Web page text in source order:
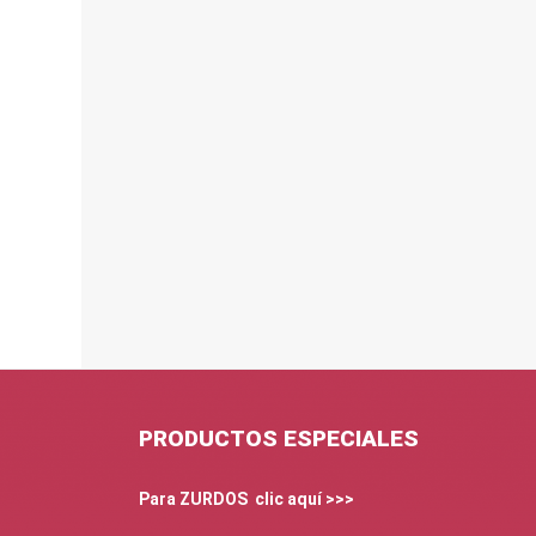
PRODUCTOS ESPECIALES
Para ZURDOS clic aquí >>>